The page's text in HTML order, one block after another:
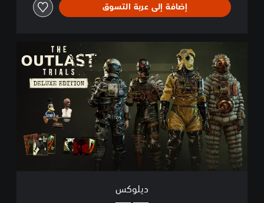
إضافة إلى عربة التسوق
س
ديلوكس